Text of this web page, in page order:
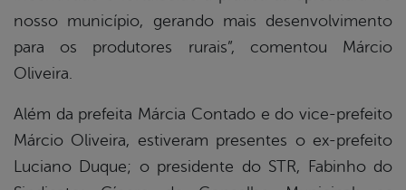
nosso município, gerando mais desenvolvimento
para os produtores rurais”, comentou Márcio
Oliveira.
Além da prefeita Márcia Contado e do vice-prefeito
Márcio Oliveira, estiveram presentes o ex-prefeito
Luciano Duque; o presidente do STR, Fabinho do